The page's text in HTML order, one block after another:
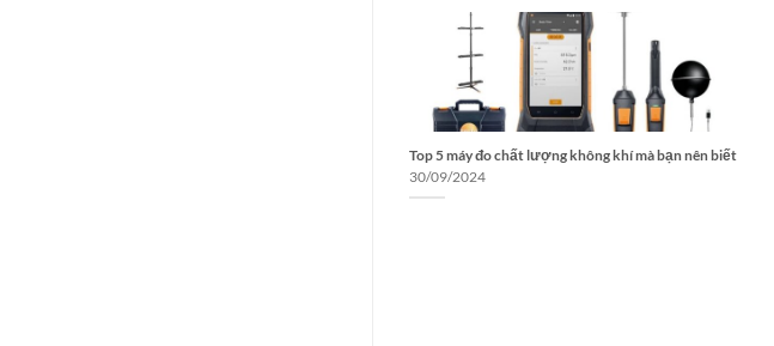
Top 5 máy đo chất lượng không khí mà bạn nên biết
30/09/2024